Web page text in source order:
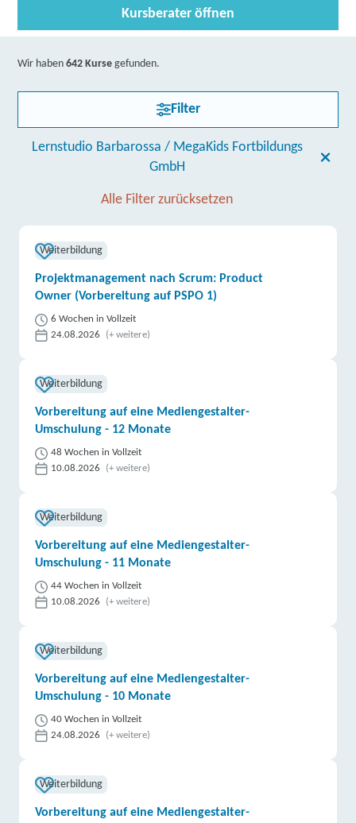
Kursberater öffnen
Wir haben642 Kurse gefunden.
Filter
Lernstudio Barbarossa / MegaKids Fortbildungs
GmbH
Alle Filter zurücksetzen
Weiterbildung
Projektmanagement nach Scrum: Product
Owner (Vorbereitung auf PSPO 1)
6 Wochen in Vollzeit
24.08.2026
(+ weitere)
Weiterbildung
Vorbereitung auf eine Mediengestalter-
Umschulung - 12 Monate
48 Wochen in Vollzeit
10.08.2026
(+ weitere)
Weiterbildung
Vorbereitung auf eine Mediengestalter-
Umschulung - 11 Monate
44 Wochen in Vollzeit
10.08.2026
(+ weitere)
Weiterbildung
Vorbereitung auf eine Mediengestalter-
Umschulung - 10 Monate
40 Wochen in Vollzeit
24.08.2026
(+ weitere)
Weiterbildung
Vorbereitung auf eine Mediengestalter-